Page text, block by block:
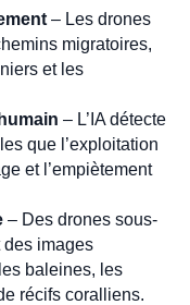
– Les drones
migratoires,
et les
– L’IA détecte
que l’exploitation
et l’empiètement
– Des drones sous-
des images
baleines, les
récifs coralliens.